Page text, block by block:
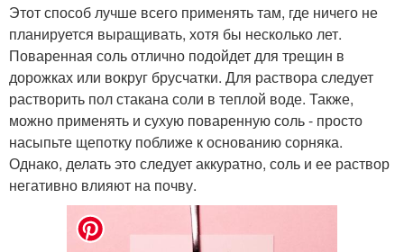
Этот способ лучше всего применять там, где ничего не
планируется выращивать, хотя бы несколько лет.
Поваренная соль отлично подойдет для трещин в
дорожках или вокруг брусчатки. Для раствора следует
растворить пол стакана соли в теплой воде. Также,
можно применять и сухую поваренную соль - просто
насыпьте щепотку поближе к основанию сорняка.
Однако, делать это следует аккуратно, соль и ее раствор
негативно влияют на почву.